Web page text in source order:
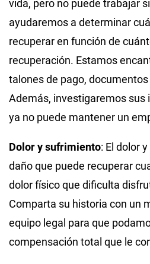
vida, pero no puede trabajar
ayudaremos a determinar
recuperar en función de
recuperación. Estamos
talones de pago,
Además, investigaremos sus
ya no puede mantener un
Dolor y sufrimiento: El dolor
daño que puede recuperar
dolor físico que dificulta
Comparta su historia con un
equipo legal para que
compensación total que le